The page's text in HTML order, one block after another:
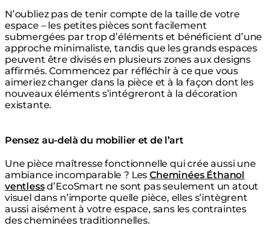
N’oubliez pas de tenir compte de la taille de votre
espace – les petites pièces sont facilement
submergées par trop d’éléments et bénéficient d’une
approche minimaliste, tandis que les grands espaces
peuvent être divisés en plusieurs zones aux designs
affirmés. Commencez par réfléchir à ce que vous
aimeriez changer dans la pièce et à la façon dont les
nouveaux éléments s’intégreront à la décoration
existante.
Pensez au-delà du mobilier et de l’art
Une pièce maîtresse fonctionnelle qui crée aussi une
ambiance incomparable ? LesCheminées Éthanol
ventlessd’EcoSmart ne sont pas seulement un atout
visuel dans n’importe quelle pièce, elles s’intègrent
aussi aisément à votre espace, sans les contraintes
des cheminées traditionnelles.